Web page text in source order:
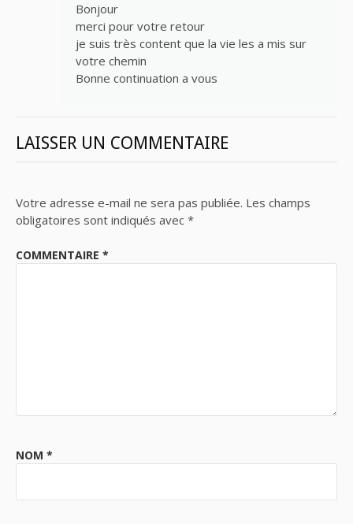
Bonjour
merci pour votre retour
je suis très content que la vie les a mis sur
votre chemin
Bonne continuation a vous
LAISSER UN COMMENTAIRE
Votre adresse e-mail ne sera pas publiée. Les champs
obligatoires sont indiqués avec *
COMMENTAIRE *
NOM *